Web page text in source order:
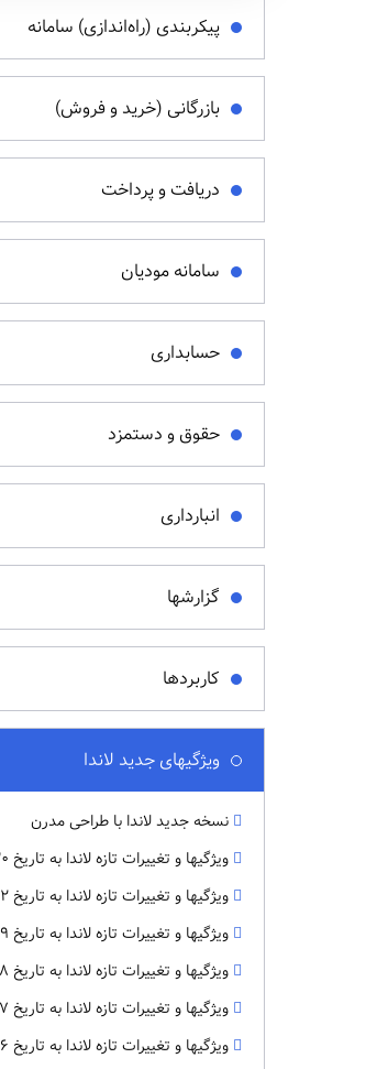
پیکربندی (راه‌اندازی) سامانه
بازرگانی (خرید و فروش)
دریافت و پرداخت
سامانه مودیان
حسابداری
حقوق و دستمزد
انبارداری
گزارشها
کاربردها
ویژگیهای جدید لاندا
نسخه جدید لاندا با طراحی مدرن
ویژگیها و تغییرات تازه لاندا به تاریخ 30-06-1403
ویژگیها و تغییرات تازه لاندا به تاریخ 02-02-1403
ویژگیها و تغییرات تازه لاندا به تاریخ 19-09-1402
ویژگیها و تغییرات تازه لاندا به تاریخ 28-08-1402
ویژگیها و تغییرات تازه لاندا به تاریخ 27-05-1402
ویژگیها و تغییرات تازه لاندا به تاریخ 16-05-1402